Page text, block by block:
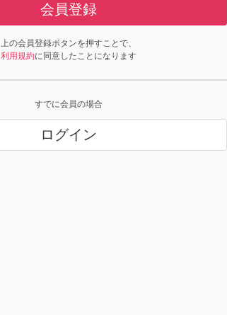
会員登録
上の会員登録ボタンを押すことで、
利用規約に同意したことになります
すでに会員の場合
ログイン